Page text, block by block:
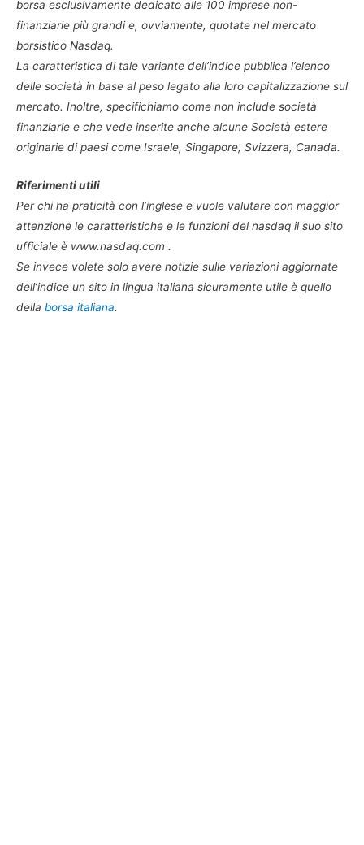
borsa esclusivamente dedicato alle 100 imprese non-
finanziarie più grandi e, ovviamente, quotate nel mercato
borsistico Nasdaq.
La caratteristica di tale variante dell’indice pubblica l’elenco
delle società in base al peso legato alla loro capitalizzazione sul
mercato. Inoltre, specifichiamo come non include società
finanziarie e che vede inserite anche alcune Società estere
originarie di paesi come Israele, Singapore, Svizzera, Canada.
Riferimenti utili
Per chi ha praticità con l’inglese e vuole valutare con maggior
attenzione le caratteristiche e le funzioni del nasdaq il suo sito
ufficiale è www.nasdaq.com .
Se invece volete solo avere notizie sulle variazioni aggiornate
dell’indice un sito in lingua italiana sicuramente utile è quello
della borsa italiana.